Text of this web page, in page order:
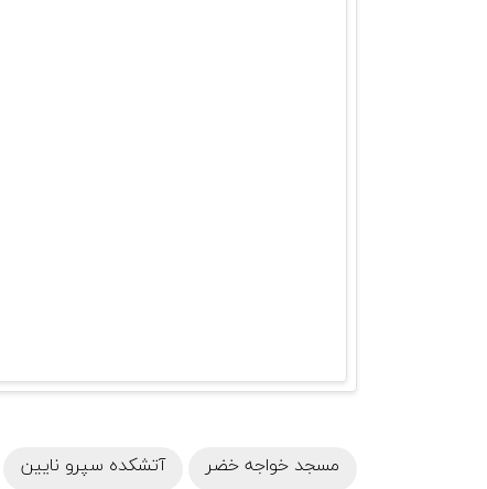
مسجد خواجه خضر آتشکده سپرو نایین